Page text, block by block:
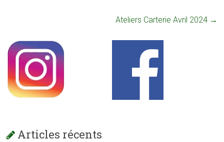
Ateliers Carterie Avril 2024 →
Articles récents